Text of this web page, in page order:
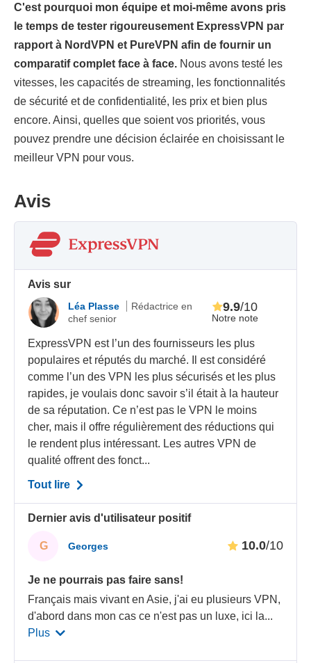
C'est pourquoi mon équipe et moi-même avons pris
le temps de tester rigoureusement ExpressVPN par
rapport à NordVPN et PureVPN afin de fournir un
comparatif complet face à face. Nous avons testé les
vitesses, les capacités de streaming, les fonctionnalités
de sécurité et de confidentialité, les prix et bien plus
encore. Ainsi, quelles que soient vos priorités, vous
pouvez prendre une décision éclairée en choisissant le
meilleur VPN pour vous.
Avis
Avis sur
Léa Plasse
Rédactrice en
chef senior
Notre note
9.9/10
ExpressVPN est l’un des fournisseurs les plus
populaires et réputés du marché. Il est considéré
comme l’un des VPN les plus sécurisés et les plus
rapides, je voulais donc savoir s’il était à la hauteur
de sa réputation. Ce n’est pas le VPN le moins
cher, mais il offre régulièrement des réductions qui
le rendent plus intéressant. Les autres VPN de
qualité offrent des fonct...
Tout lire
Dernier avis d'utilisateur positif
G Georges 10.0/10
Je ne pourrais pas faire sans!
Français mais vivant en Asie, j'ai eu plusieurs VPN,
d'abord dans mon cas ce n'est pas un luxe, ici la...
Plus